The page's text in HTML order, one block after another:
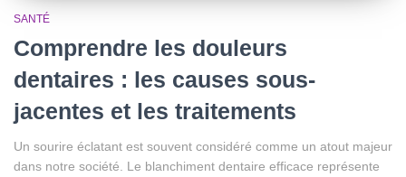
SANTÉ
Comprendre les douleurs
dentaires : les causes sous-
jacentes et les traitements
Un sourire éclatant est souvent considéré comme un atout majeur
dans notre société. Le blanchiment dentaire efficace représente